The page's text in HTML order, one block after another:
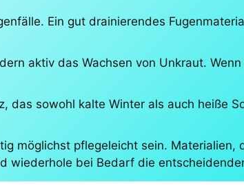
Ein gut drainierendes
aktiv das Wachsen von Unkraut.
sowohl kalte Winter als auch heiße
möglichst pflegeleicht sein. Materialien,
wiederhole bei Bedarf die